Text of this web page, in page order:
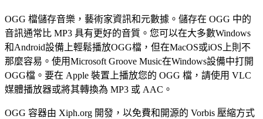
OGG 檔儲存音樂，藝術家資訊和元數據。儲存在 OGG 中的
音訊通常比 MP3 具有更好的音質。您可以在大多數Windows
和Android設備上輕鬆播放OGG檔，但在MacOS或iOS上則不
那麼容易。使用Microsoft Groove Music在Windows設備中打開
OGG檔。要在 Apple 裝置上播放您的 OGG 檔，請使用 VLC
媒體播放器或將其轉換為 MP3 或 AAC。
OGG 容器由 Xiph.org 開發，以免費和開源的 Vorbis 壓縮方式